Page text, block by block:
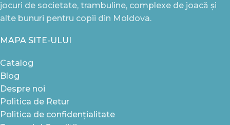
jocuri de societate, trambuline, complexe de joacă și
alte bunuri pentru copii din Moldova.
MAPA SITE-ULUI
Catalog
Blog
Despre noi
Politica de Retur
Politica de confidențialitate